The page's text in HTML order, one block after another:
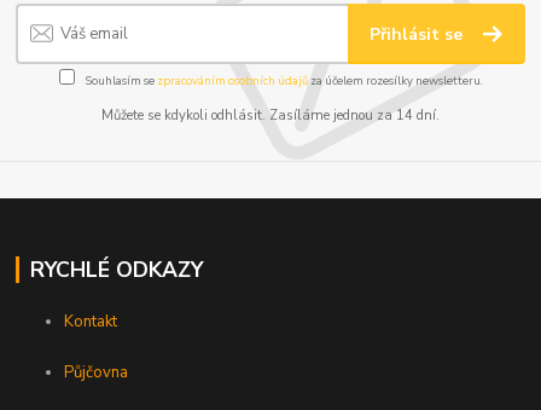
Přihlásit se
Souhlasím se zpracováním osobních údajůza účelem rozesílky newsletteru.
Můžete se kdykoli odhlásit. Zasíláme jednou za 14 dní.
RYCHLÉ ODKAZY
Kontakt
Půjčovna